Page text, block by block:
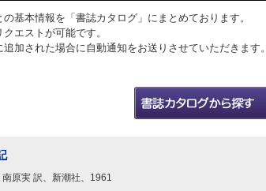
基本情報を「書誌カタログ」にまとめております。
エストが可能です。
加された場合に自動通知をお送りさせていただきます。
南原実 訳、新潮社、1961